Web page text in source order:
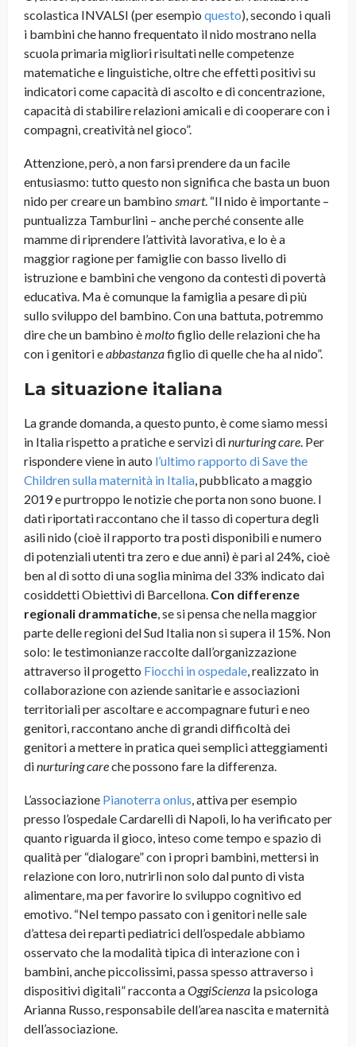
scolastica INVALSI (per esempio questo), secondo i quali
i bambini che hanno frequentato il nido mostrano nella
scuola primaria migliori risultati nelle competenze
matematiche e linguistiche, oltre che effetti positivi su
indicatori come capacità di ascolto e di concentrazione,
capacità di stabilire relazioni amicali e di cooperare con i
compagni, creatività nel gioco”.
Attenzione, però, a non farsi prendere da un facile
entusiasmo: tutto questo non significa che basta un buon
nido per creare un bambino smart. “Il nido è importante –
puntualizza Tamburlini – anche perché consente alle
mamme di riprendere l’attività lavorativa, e lo è a
maggior ragione per famiglie con basso livello di
istruzione e bambini che vengono da contesti di povertà
educativa. Ma è comunque la famiglia a pesare di più
sullo sviluppo del bambino. Con una battuta, potremmo
dire che un bambino èmoltofiglio delle relazioni che ha
con i genitori eabbastanzafiglio di quelle che ha al nido”.
La situazione italiana
La grande domanda, a questo punto, è come siamo messi
in Italia rispetto a pratiche e servizi dinurturing care. Per
rispondere viene in auto l’ultimo rapporto di Save the
Children sulla maternità in Italia, pubblicato a maggio
2019 e purtroppo le notizie che porta non sono buone. I
dati riportati raccontano che il tasso di copertura degli
asili nido (cioè il rapporto tra posti disponibili e numero
di potenziali utenti tra zero e due anni) è pari al 24%, cioè
ben al di sotto di una soglia minima del 33% indicato dai
cosiddetti Obiettivi di Barcellona. Con differenze
regionali drammatiche, se si pensa che nella maggior
parte delle regioni del Sud Italia non si supera il 15%. Non
solo: le testimonianze raccolte dall’organizzazione
attraverso il progetto Fiocchi in ospedale, realizzato in
collaborazione con aziende sanitarie e associazioni
territoriali per ascoltare e accompagnare futuri e neo
genitori, raccontano anche di grandi difficoltà dei
genitori a mettere in pratica quei semplici atteggiamenti
dinurturing careche possono fare la differenza.
L’associazione Pianoterra onlus, attiva per esempio
presso l’ospedale Cardarelli di Napoli, lo ha verificato per
quanto riguarda il gioco, inteso come tempo e spazio di
qualità per “dialogare” con i propri bambini, mettersi in
relazione con loro, nutrirli non solo dal punto di vista
alimentare, ma per favorire lo sviluppo cognitivo ed
emotivo. “Nel tempo passato con i genitori nelle sale
d’attesa dei reparti pediatrici dell’ospedale abbiamo
osservato che la modalità tipica di interazione con i
bambini, anche piccolissimi, passa spesso attraverso i
dispositivi digitali” racconta aOggiScienza la psicologa
Arianna Russo, responsabile dell’area nascita e maternità
dell’associazione.